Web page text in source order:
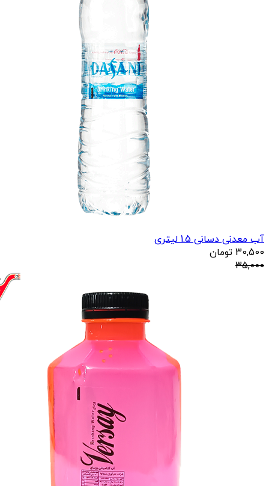
آب معدنی دسانی 1.5 لیتری
30,500 تومان
35,000